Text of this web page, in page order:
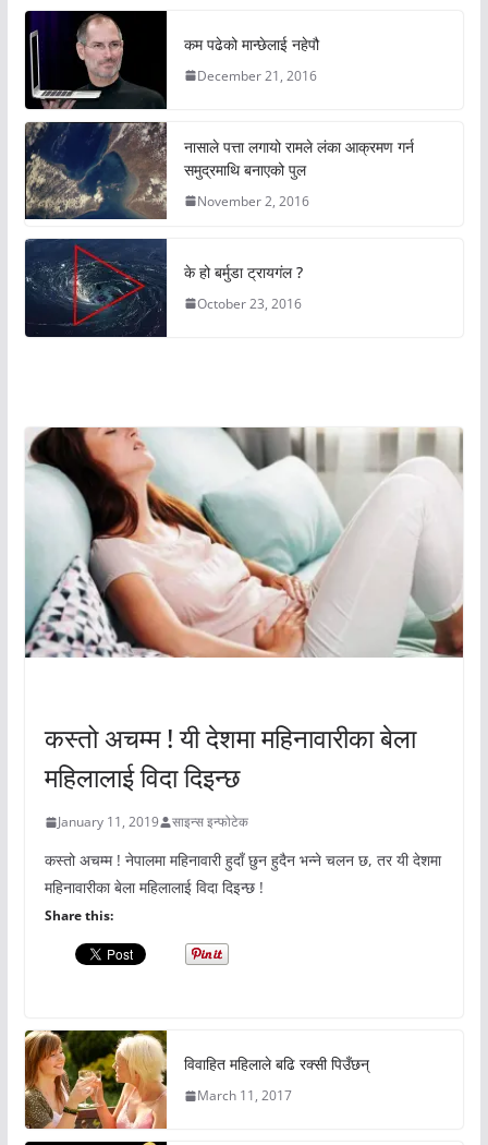
कम पढेको मान्छेलाई नहेपौ
December 21, 2016
नासाले पत्ता लगायो रामले लंका आक्रमण गर्न
समुद्रमाथि बनाएको पुल
November 2, 2016
के हो बर्मुडा ट्रायगंल ?
October 23, 2016
कस्तो अचम्म ! यी देशमा महिनावारीका बेला
महिलालाई विदा दिइन्छ
January 11, 2019 साइन्स इन्फोटेक
कस्तो अचम्म ! नेपालमा महिनावारी हुदाँ छुन हुदैन भन्ने चलन छ, तर यी देशमा
महिनावारीका बेला महिलालाई विदा दिइन्छ !
Share this:
विवाहित महिलाले बढि रक्सी पिउँछन्
March 11, 2017